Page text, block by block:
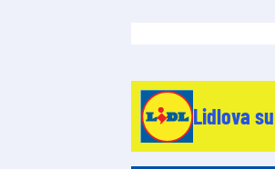
Lidlova